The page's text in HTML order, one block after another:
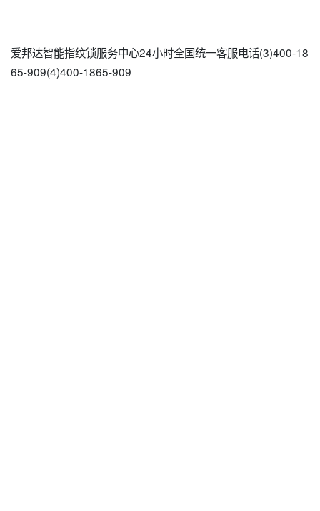
爱邦达智能指纹锁服务中心24小时全国统一客服电话(3)400-18
65-909(4)400-1865-909